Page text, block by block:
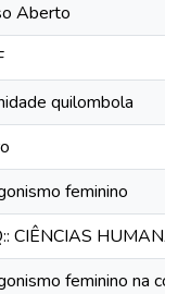
Aberto
quilombola
feminino
CIÊNCIAS
feminino na